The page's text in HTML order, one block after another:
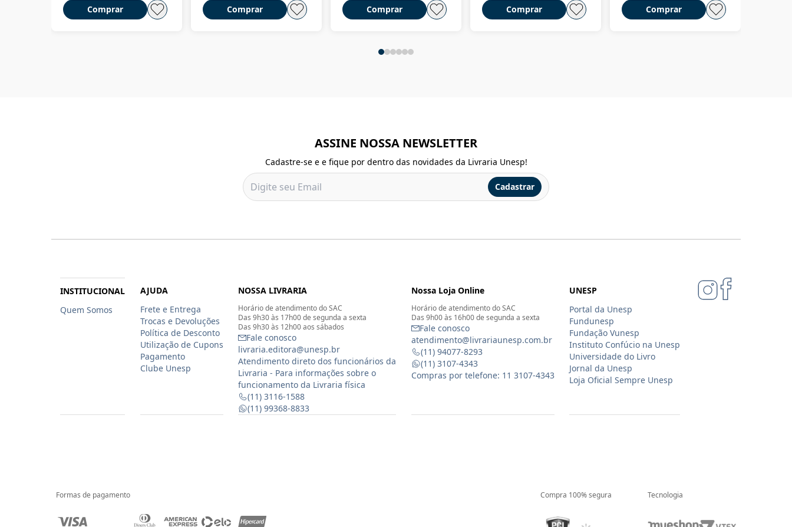
Comprar Comprar Comprar Comprar Comprar
ASSINE NOSSA NEWSLETTER
Cadastre-se e e fique por dentro das novidades da Livraria Unesp!
Cadastrar
INSTITUCIONAL
Quem Somos
AJUDA
Frete e Entrega
Trocas e Devoluções
Política de Desconto
Utilização de Cupons
Pagamento
Clube Unesp
NOSSA LIVRARIA
Horário de atendimento do SAC
Das 9h30 às 17h00 de segunda a sexta
Das 9h30 às 12h00 aos sábados
Fale conosco
livraria.editora@unesp.br
Atendimento direto dos funcionários da
Livraria - Para informações sobre o
funcionamento da Livraria física
(11) 3116-1588
(11) 99368-8833
Nossa Loja Online
Horário de atendimento do SAC
Das 9h00 às 16h00 de segunda a sexta
Fale conosco
atendimento@livrariaunesp.com.br
(11) 94077-8293
(11) 3107-4343
Compras por telefone: 11 3107-4343
UNESP
Portal da Unesp
Fundunesp
Fundação Vunesp
Instituto Confúcio na Unesp
Universidade do Livro
Jornal da Unesp
Loja Oficial Sempre Unesp
Formas de pagamento Compra 100% segura Tecnologia